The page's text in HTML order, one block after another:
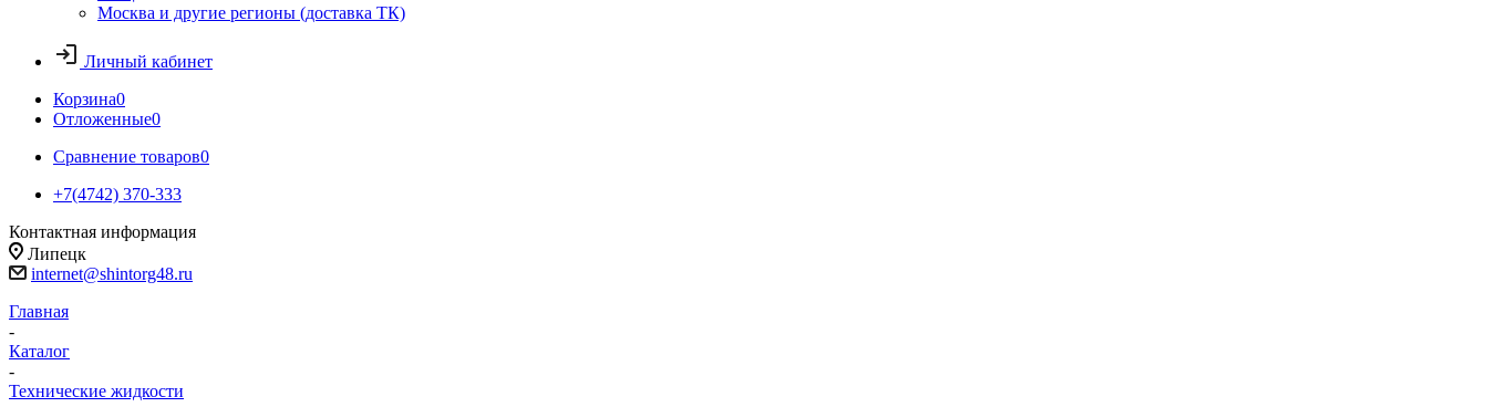
Москва и другие регионы (доставка ТК)
Личный кабинет
Корзина0
Отложенные0
Сравнение товаров0
+7(4742) 370-333
Контактная информация
Липецк
internet@shintorg48.ru
Главная
-
Каталог
-
Технические жидкости